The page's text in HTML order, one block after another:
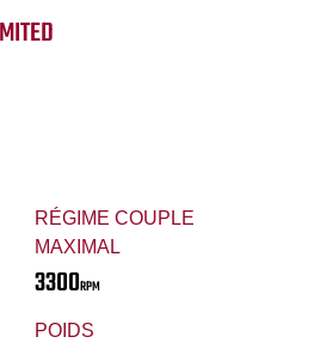
RÉGIME COUPLE
MAXIMAL
3300RPM
POIDS